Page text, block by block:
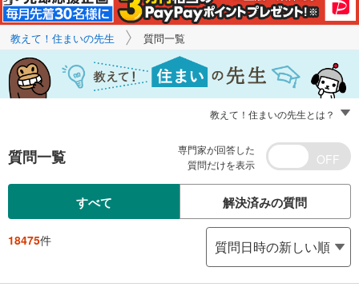
教えて！住まいの先生 質問一覧
教えて！住まいの先生とは？
質問一覧
専門家が回答した
質問だけを表示
すべて 解決済みの質問
18475件